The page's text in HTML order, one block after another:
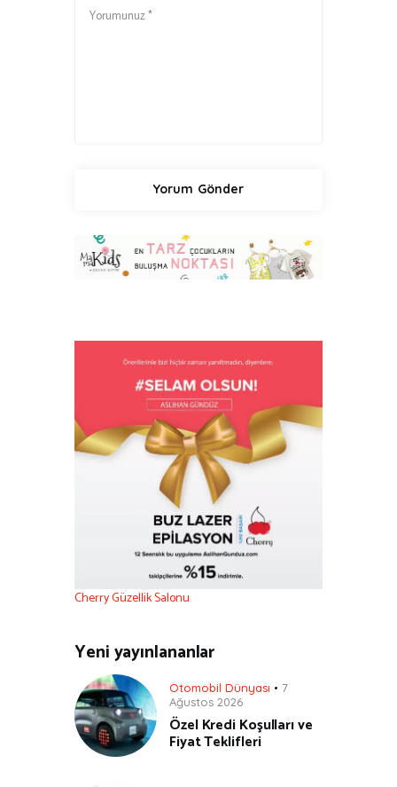
Cherry Güzellik Salonu
Yeni yayınlananlar
Otomobil Dünyası
7
Ağustos 2026
Özel Kredi Koşulları ve
Fiyat Teklifleri